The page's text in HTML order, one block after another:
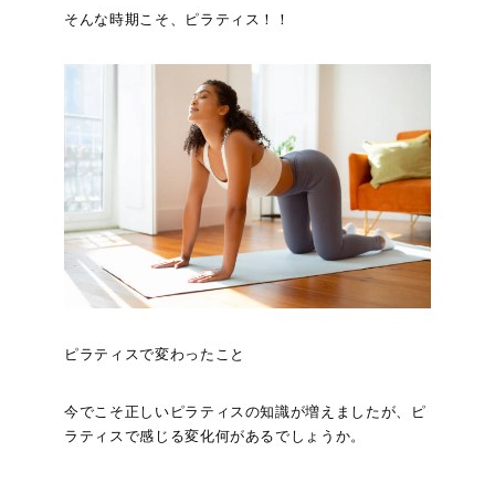
そんな時期こそ、ピラティス！！
ピラティスで変わったこと
今でこそ正しいピラティスの知識が増えましたが、ピ
ラティスで感じる変化何があるでしょうか。